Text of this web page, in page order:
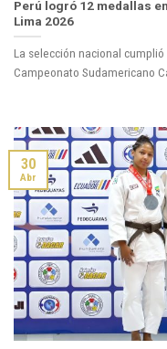
Perú logró 12 medallas
Lima 2026
La selección nacional
Campeonato Sudamericano
30
Abr